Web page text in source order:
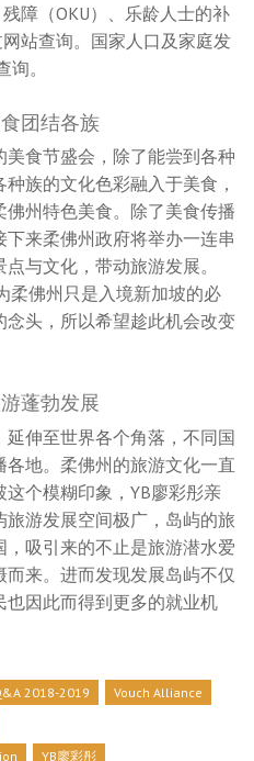
障（OKU）、乐龄人士的补
站查询。国家人口及家庭发
。
团结各族
食节盛会，除了能尝到各种
族的文化色彩融入于美食，
州特色美食。除了美食传播
来柔佛州政府将举办一连串
与文化，带动旅游发展。
柔佛州只是入境新加坡的必
头，所以希望趁此机会改变
蓬勃发展
伸至世界各个角落，不同国
地。柔佛州的旅游文化一直
个模糊印象，YB廖彩彤亲
游发展空间极广，岛屿的旅
吸引来的不止是旅游潜水爱
来。进而发现发展岛屿不仅
因此而得到更多的就业机
2018-2019
Vouch Alliance
YB廖彩彤